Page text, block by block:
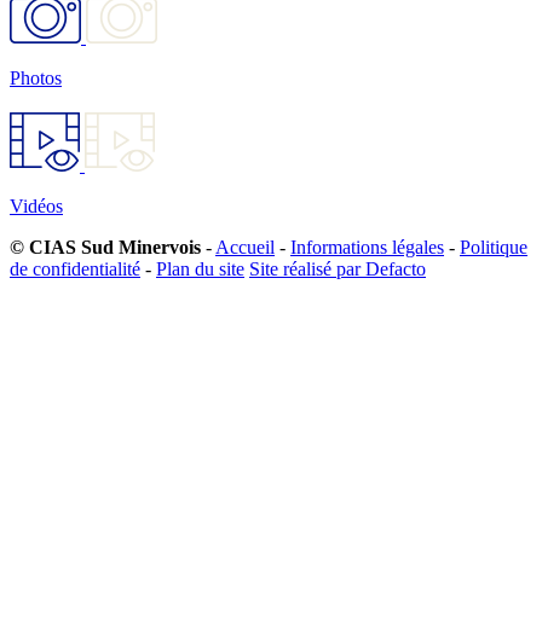
Photos
Vidéos
© CIAS Sud Minervois - Accueil - Informations légales - Politique
de confidentialité - Plan du site Site réalisé par Defacto